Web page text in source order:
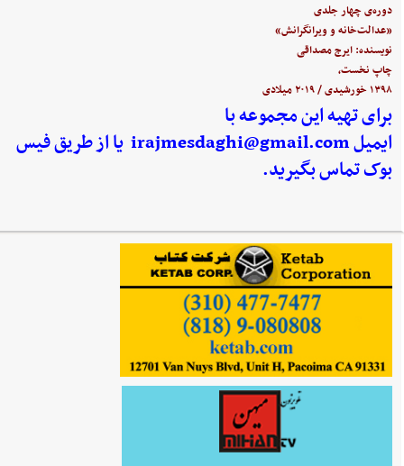
دوره‌ی چهار جلدی
«عدالت‌خانه و ویرانگرانش»
نویسنده: ایرج مصداقی
چاپ نخست،
۱۳۹۸ خورشیدی / ۲۰۱۹ میلادی
برای تهیه این مجموعه با
ایمیلirajmesdaghi@gmail.com یا از طریق فیس
بوک تماس بگیرید.